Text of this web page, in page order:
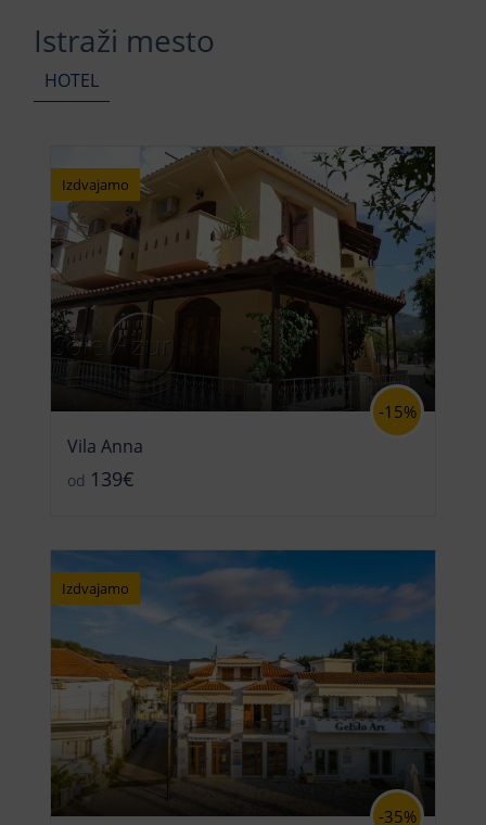
Istraži mesto
HOTEL
Izdvajamo
Vila Anna
-15%
od 139€
Izdvajamo
-35%